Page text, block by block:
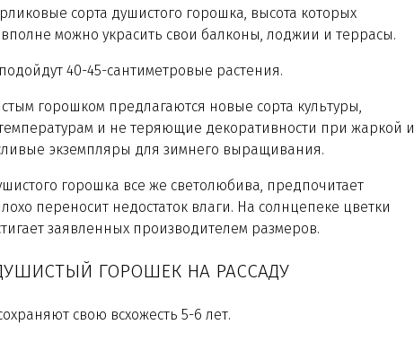
сорта душистого горошка, высота которых
вполне можно украсить свои балконы, лоджии и террасы.
40-45-сантиметровые растения.
горошком предлагаются новые сорта культуры,
и не теряющие декоративности при жаркой и
экземпляры для зимнего выращивания.
горошка все же светолюбива, предпочитает
переносит недостаток влаги. На солнцепеке цветки
заявленных производителем размеров.
ГОРОШЕК НА РАССАДУ
свою всхожесть 5-6 лет.